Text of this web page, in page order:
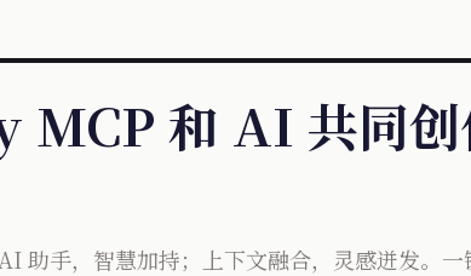
MCP 和 AI 共同
助手，智慧加持；上下文融合，灵感迸发。